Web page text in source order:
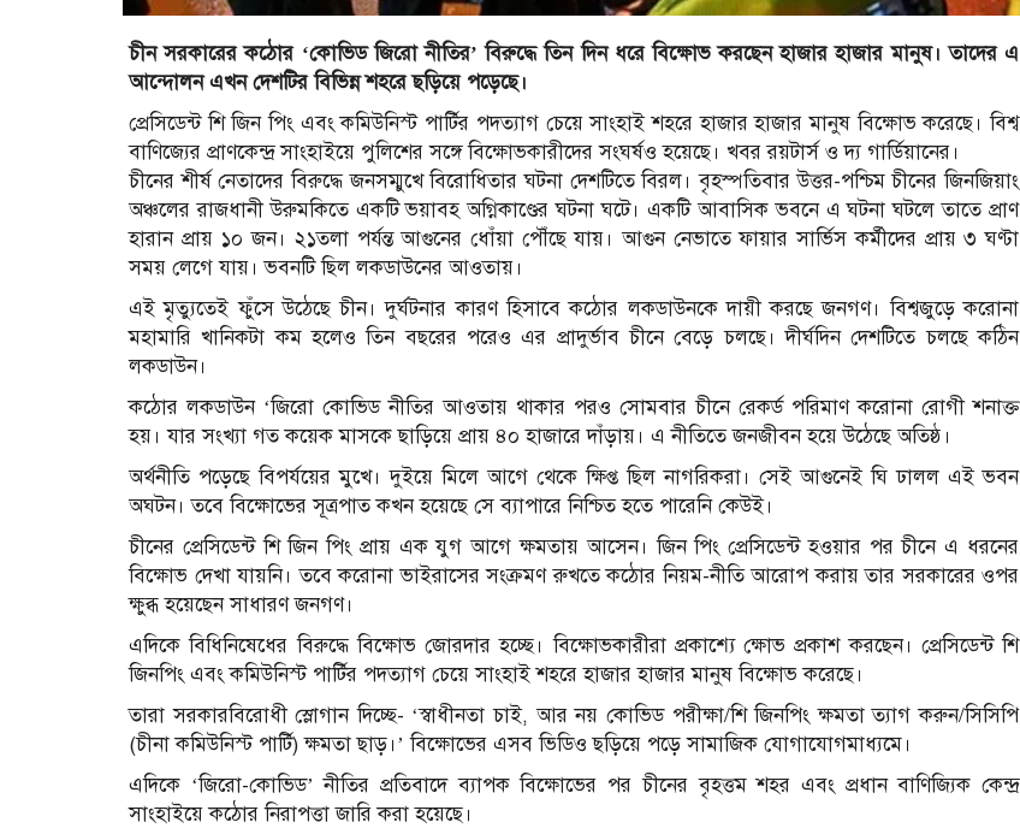
চীন সরকারের কঠোর ‘কোভিড জিরো নীতির’ বিরুদ্ধে তিন দিন ধরে বিক্ষোভ করছেন হাজার হাজার মানুষ। তাদের এ
আন্দোলন এখন দেশটির বিভিন্ন শহরে ছড়িয়ে পড়েছে।
প্রেসিডেন্ট শি জিন পিং এবং কমিউনিস্ট পার্টির পদত্যাগ চেয়ে সাংহাই শহরে হাজার হাজার মানুষ বিক্ষোভ করেছে। বিশ্ব
বাণিজ্যের প্রাণকেন্দ্র সাংহাইয়ে পুলিশের সঙ্গে বিক্ষোভকারীদের সংঘর্ষও হয়েছে। খবর রয়টার্স ও দ্য গার্ডিয়ানের।
চীনের শীর্ষ নেতাদের বিরুদ্ধে জনসম্মুখে বিরোধিতার ঘটনা দেশটিতে বিরল। বৃহস্পতিবার উত্তর-পশ্চিম চীনের জিনজিয়াং
অঞ্চলের রাজধানী উরুমকিতে একটি ভয়াবহ অগ্নিকাণ্ডের ঘটনা ঘটে। একটি আবাসিক ভবনে এ ঘটনা ঘটলে তাতে প্রাণ
হারান প্রায় ১০ জন। ২১তলা পর্যন্ত আগুনের ধোঁয়া পৌঁছে যায়। আগুন নেভাতে ফায়ার সার্ভিস কর্মীদের প্রায় ৩ ঘণ্টা
সময় লেগে যায়। ভবনটি ছিল লকডাউনের আওতায়।
এই মৃত্যুতেই ফুঁসে উঠেছে চীন। দুর্ঘটনার কারণ হিসাবে কঠোর লকডাউনকে দায়ী করছে জনগণ। বিশ্বজুড়ে করোনা
মহামারি খানিকটা কম হলেও তিন বছরের পরেও এর প্রাদুর্ভাব চীনে বেড়ে চলছে। দীর্ঘদিন দেশটিতে চলছে কঠিন
লকডাউন।
কঠোর লকডাউন ‘জিরো কোভিড নীতির আওতায় থাকার পরও সোমবার চীনে রেকর্ড পরিমাণ করোনা রোগী শনাক্ত
হয়। যার সংখ্যা গত কয়েক মাসকে ছাড়িয়ে প্রায় ৪০ হাজারে দাঁড়ায়। এ নীতিতে জনজীবন হয়ে উঠেছে অতিষ্ঠ।
অর্থনীতি পড়েছে বিপর্যয়ের মুখে। দুইয়ে মিলে আগে থেকে ক্ষিপ্ত ছিল নাগরিকরা। সেই আগুনেই ঘি ঢালল এই ভবন
অঘটন। তবে বিক্ষোভের সূত্রপাত কখন হয়েছে সে ব্যাপারে নিশ্চিত হতে পারেনি কেউই।
চীনের প্রেসিডেন্ট শি জিন পিং প্রায় এক যুগ আগে ক্ষমতায় আসেন। জিন পিং প্রেসিডেন্ট হওয়ার পর চীনে এ ধরনের
বিক্ষোভ দেখা যায়নি। তবে করোনা ভাইরাসের সংক্রমণ রুখতে কঠোর নিয়ম-নীতি আরোপ করায় তার সরকারের ওপর
ক্ষুব্ধ হয়েছেন সাধারণ জনগণ।
এদিকে বিধিনিষেধের বিরুদ্ধে বিক্ষোভ জোরদার হচ্ছে। বিক্ষোভকারীরা প্রকাশ্যে ক্ষোভ প্রকাশ করছেন। প্রেসিডেন্ট শি
জিনপিং এবং কমিউনিস্ট পার্টির পদত্যাগ চেয়ে সাংহাই শহরে হাজার হাজার মানুষ বিক্ষোভ করেছে।
তারা সরকারবিরোধী স্লোগান দিচ্ছে- ‘স্বাধীনতা চাই, আর নয় কোভিড পরীক্ষা/শি জিনপিং ক্ষমতা ত্যাগ করুন/সিসিপি
(চীনা কমিউনিস্ট পার্টি) ক্ষমতা ছাড়।’ বিক্ষোভের এসব ভিডিও ছড়িয়ে পড়ে সামাজিক যোগাযোগমাধ্যমে।
এদিকে ‘জিরো-কোভিড’ নীতির প্রতিবাদে ব্যাপক বিক্ষোভের পর চীনের বৃহত্তম শহর এবং প্রধান বাণিজ্যিক কেন্দ্র
সাংহাইয়ে কঠোর নিরাপত্তা জারি করা হয়েছে।